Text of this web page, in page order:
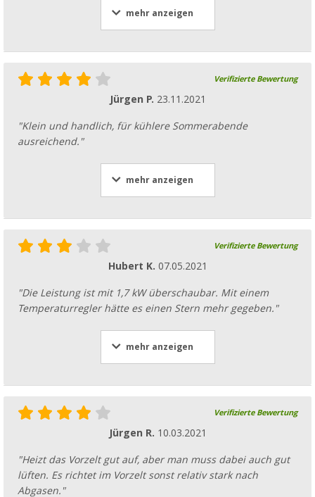
mehr anzeigen
Verifizierte Bewertung
Jürgen P. 23.11.2021
"Klein und handlich, für kühlere Sommerabende
ausreichend."
mehr anzeigen
Verifizierte Bewertung
Hubert K. 07.05.2021
"Die Leistung ist mit 1,7 kW überschaubar. Mit einem
Temperaturregler hätte es einen Stern mehr gegeben."
mehr anzeigen
Verifizierte Bewertung
Jürgen R. 10.03.2021
"Heizt das Vorzelt gut auf, aber man muss dabei auch gut
lüften. Es richtet im Vorzelt sonst relativ stark nach
Abgasen."